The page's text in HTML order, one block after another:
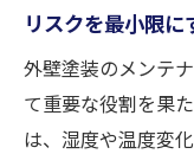
リスクを最小限
外壁塗装のメンテ
て重要な役割を果
は、湿度や温度変